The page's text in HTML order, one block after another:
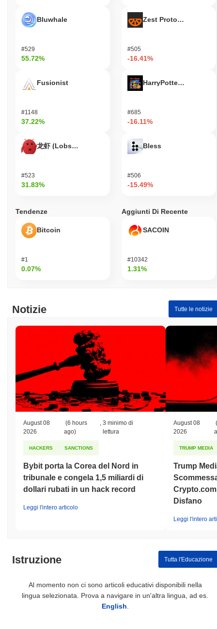
Bluwhale
#529
55.72%
Fusionist
#1148
37.22%
龙虾 (Lobster)
#523
31.83%
Zest Protocol
#505
-16.41%
#685
-16.11%
Bless
#506
-15.49%
Tendenze
Bitcoin
#1
0.07%
Aggiunti Di Recente
SACOIN
#10342
1.31%
Notizie Tutte le notizie
August 08
2026
(6 hours
ago)
,3 minimo di
lettura
HACKERS SANCTIONS
Bybit porta la Corea del Nord in
tribunale e congela 1,5 miliardi di
dollari rubati in un hack record
Leggi l'intero articolo
August 08
2026
TRUMP MEDIA
Trump
Disfano
Leggi l'intero
Istruzione Tutta l'Educazione
Al momento non ci sono articoli educativi disponibili nella
lingua selezionata. Prova a navigare in un'altra lingua, ad es.
English